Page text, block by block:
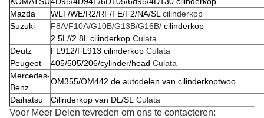
Mazda
WLT/WE/R2/RF/FE/F2/NA/SL cilinderkop
Suzuki
F8A/F10A/G10B/G13B/G16B/ cilinderkop
2.5L//2.8L cilinderkop Culata
Deutz
FL912/FL913 cilinderkop Culata
Peugeot
405/505/206/cylinder/head Culata
Mercedes-
Benz
OM355/OM442 de autodelen van cilinderkoptwoo
Daihatsu
Cilinderkop van DL/SL Culata
Voor Meer Delen tevreden om ons te contacteren: